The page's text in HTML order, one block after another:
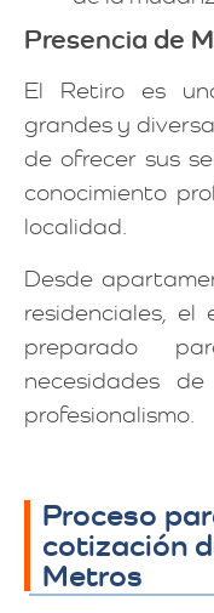
Presencia de
El Retiro es
grandes y
de ofrecer sus
conocimiento
localidad.
Desde
residenciales,
preparado
necesidades
profesionalismo.
Proceso
cotización
Metros